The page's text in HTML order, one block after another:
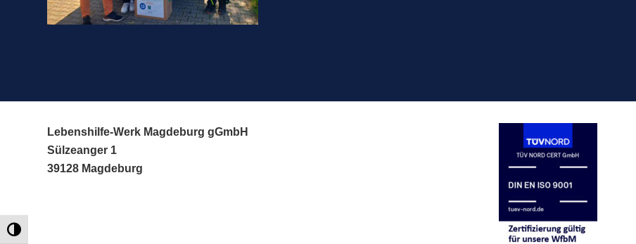
Umschalten auf hohe Kontraste
Lebenshilfe-Werk Magdeburg gGmbH
Sülzeanger 1
39128 Magdeburg